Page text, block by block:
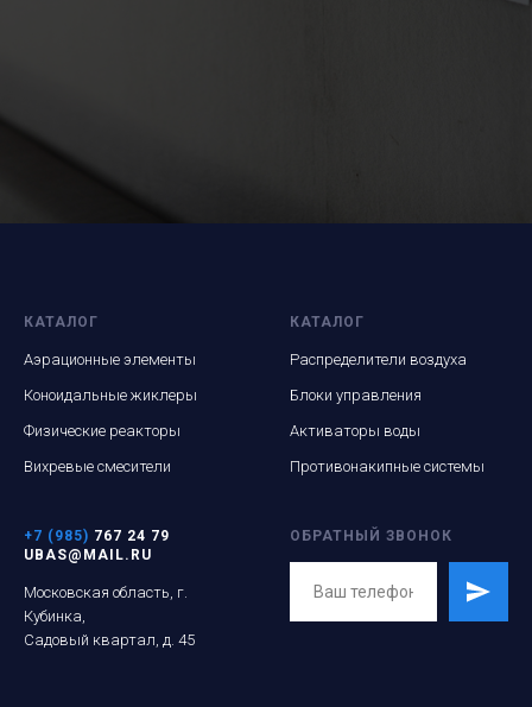
КАТАЛОГ
Аэрационные элементы
Коноидальные жиклеры
Физические реакторы
Вихревые смесители
КАТАЛОГ
Распределители воздуха
Блоки управления
Активаторы воды
Противонакипные системы
+7 (985) 767 24 79
UBAS@MAIL.RU
Московская область, г.
Кубинка,
Садовый квартал, д. 45
ОБРАТНЫЙ ЗВОНОК